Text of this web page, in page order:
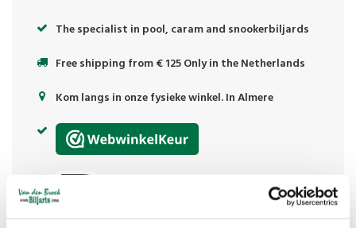
The specialist in pool, caram and snookerbiljards
Free shipping from € 125 Only in the Netherlands
Kom langs in onze fysieke winkel. In Almere